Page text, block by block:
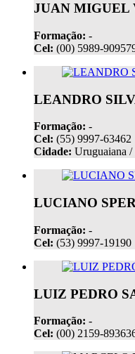
JUAN MIGUEL
Formação: -
Cel: (00) 5989-
LEANDRO
Formação: -
Cel: (55) 9997-63462
Cidade: Uruguaiana /
LUCIANO
Formação: -
Cel: (53) 9997-19190
LUIZ PEDRO
Formação: -
Cel: (00) 2159-